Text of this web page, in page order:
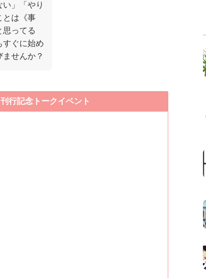
」「やり
とは《事
思ってる
すぐに始め
せんか？
行記念トークイベント